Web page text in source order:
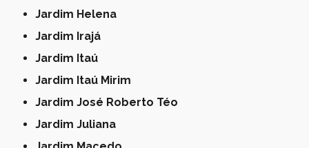
Jardim Helena
Jardim Irajá
Jardim Itaú
Jardim Itaú Mirim
Jardim José Roberto Téo
Jardim Juliana